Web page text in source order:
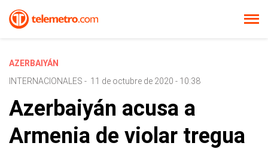
AZERBAIYÁN
INTERNACIONALES - 11 de octubre de 2020 - 10:38
Azerbaiyán acusa a
Armenia de violar tregua